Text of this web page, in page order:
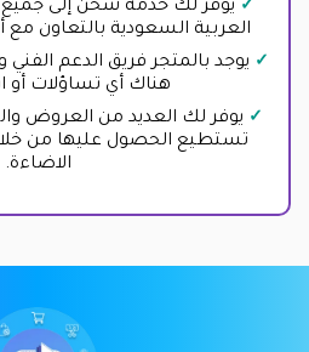
يوفر لك خدمة شحن إلى
العربية السعودية بالتعاون
يوجد بالمتجر فريق الدعم
هناك أي تساؤلات أو
يوفر لك العديد من العروض
تستطيع الحصول عليها من
الاضاءة.